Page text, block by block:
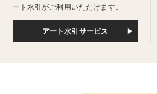
ート水引がご利用いただけます。
アート水引サービス